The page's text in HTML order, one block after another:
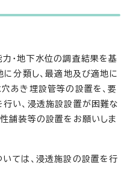
・地下水位の調査結果を基
に分類し、最適地及び適地に
あき埋設管等の設置を、要
い、浸透施設設置が困難な
舗装等の設置をお願いしま
ては、浸透施設の設置を行